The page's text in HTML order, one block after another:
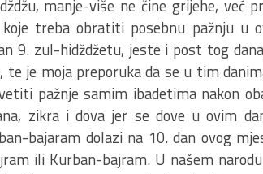
manje-više ne čine grijehe, već
treba obratiti posebnu pažnju u
9. zul-hidždžetu, jeste i post tog
je moja preporuka da se u tim
pažnje samim ibadetima nakon
zikra i dova jer se dove u ovim
bajaram dolazi na 10. dan ovog
ili Kurban-bajram. U našem